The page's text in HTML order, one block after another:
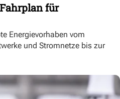
für
Energievorhaben vom
und Stromnetze bis zur